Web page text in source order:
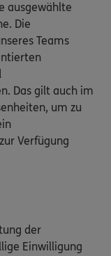
ausgewählte
Die
Teams
Das gilt auch im
um zu
Verfügung
der
Einwilligung